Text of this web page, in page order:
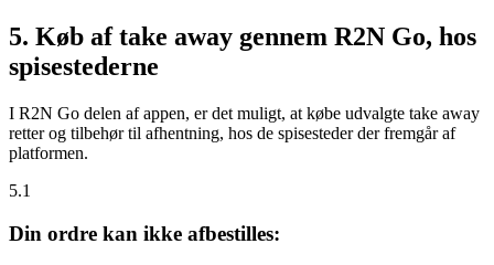
5. Køb af take away gennem R2N Go, hos
spisestederne
I R2N Go delen af appen, er det muligt, at købe udvalgte take away
retter og tilbehør til afhentning, hos de spisesteder der fremgår af
platformen.
5.1
Din ordre kan ikke afbestilles: